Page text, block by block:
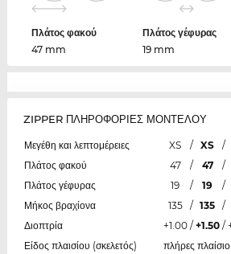
Πλάτος φακού
47 mm
Πλάτος γέφυρας
19 mm
ZIPPER ΠΛΗΡΟΦΟΡΙΕΣ ΜΟΝΤΕΛΟΥ
Μεγέθη και λεπτομέρειες XS / XS /
Πλάτος φακού
47 / 47 /
Πλάτος γέφυρας
19 / 19 /
Μήκος βραχίονα
135 / 135 /
Διοπτρία
+1.00 / +1.50 /
Είδος πλαισίου (σκελετός)
πλήρες πλαίσιο